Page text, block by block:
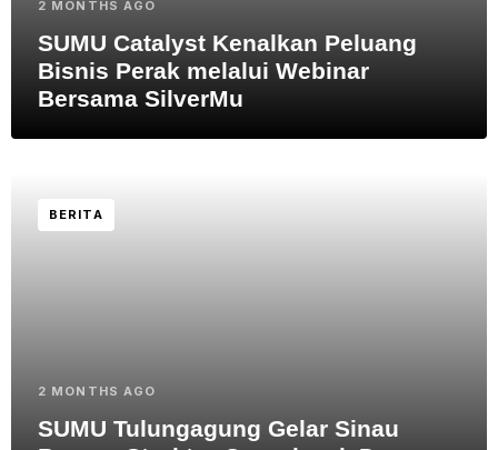
2 MONTHS AGO
SUMU Catalyst Kenalkan Peluang
Bisnis Perak melalui Webinar
Bersama SilverMu
BERITA
2 MONTHS AGO
SUMU Tulungagung Gelar Sinau